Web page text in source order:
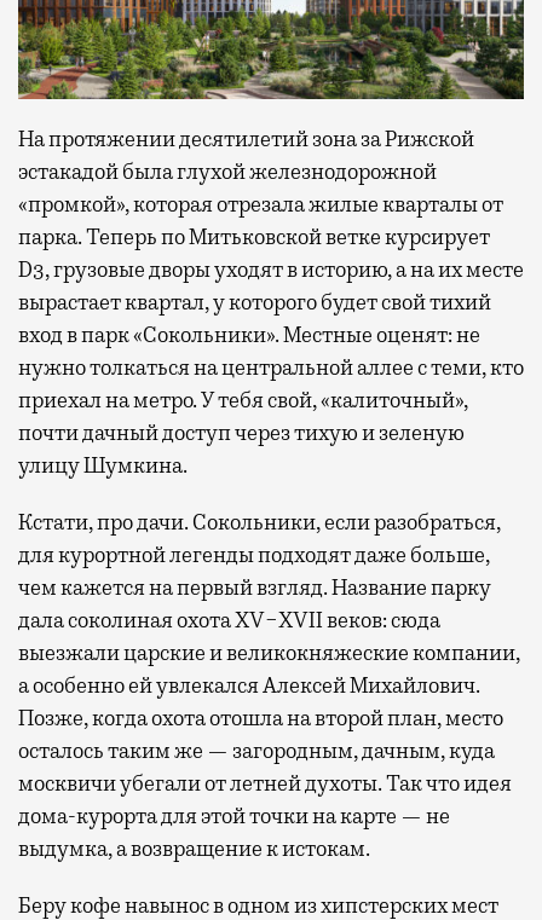
На протяжении десятилетий зона за Рижской
эстакадой была глухой железнодорожной
«промкой», которая отрезала жилые кварталы от
парка. Теперь по Митьковской ветке курсирует
D3, грузовые дворы уходят в историю, а на их месте
вырастает квартал, у которого будет свой тихий
вход в парк «Сокольники». Местные оценят: не
нужно толкаться на центральной аллее с теми, кто
приехал на метро. У тебя свой, «калиточный»,
почти дачный доступ через тихую и зеленую
улицу Шумкина.
Кстати, про дачи. Сокольники, если разобраться,
для курортной легенды подходят даже больше,
чем кажется на первый взгляд. Название парку
дала соколиная охота XV−XVII веков: сюда
выезжали царские и великокняжеские компании,
а особенно ей увлекался Алексей Михайлович.
Позже, когда охота отошла на второй план, место
осталось таким же — загородным, дачным, куда
москвичи убегали от летней духоты. Так что идея
дома-курорта для этой точки на карте — не
выдумка, а возвращение к истокам.
Беру кофе навынос в одном из хипстерских мест